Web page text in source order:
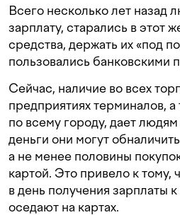
Всего несколько лет назад
зарплату, старались в этот
средства, держать их «под
пользовались банковскими
Сейчас, наличие во всех
предприятиях терминалов,
по всему городу, дает
деньги они могут
а не менее половины
картой. Это привело к тому,
в день получения зарплаты
оседают на картах.